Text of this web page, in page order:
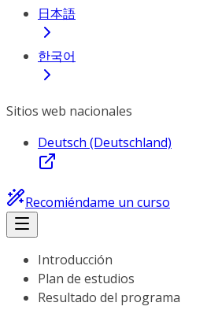
日本語
한국어
Sitios web nacionales
Deutsch (Deutschland)
Recomiéndame un curso
Introducción
Plan de estudios
Resultado del programa